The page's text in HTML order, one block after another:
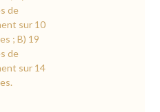
de
sur 10
; B) 19
de
sur 14